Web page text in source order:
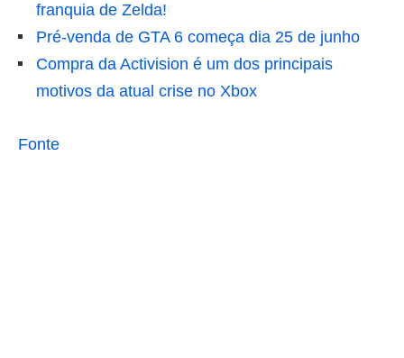
franquia de Zelda!
Pré-venda de GTA 6 começa dia 25 de junho
Compra da Activision é um dos principais
motivos da atual crise no Xbox
Fonte